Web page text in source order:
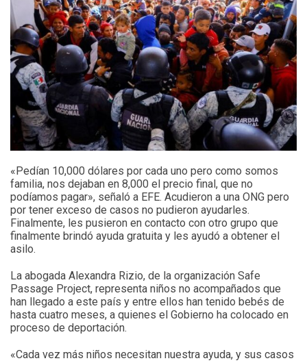
«Pedían 10,000 dólares por cada uno pero como somos
familia, nos dejaban en 8,000 el precio final, que no
podíamos pagar», señaló a EFE. Acudieron a una ONG pero
por tener exceso de casos no pudieron ayudarles.
Finalmente, les pusieron en contacto con otro grupo que
finalmente brindó ayuda gratuita y les ayudó a obtener el
asilo.
La abogada Alexandra Rizio, de la organización Safe
Passage Project, representa niños no acompañados que
han llegado a este país y entre ellos han tenido bebés de
hasta cuatro meses, a quienes el Gobierno ha colocado en
proceso de deportación.
«Cada vez más niños necesitan nuestra ayuda, y sus casos